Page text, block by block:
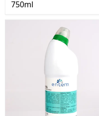
750ml